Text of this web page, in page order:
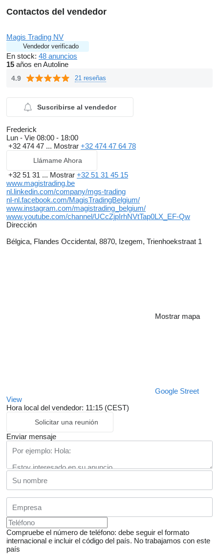
Contactos del vendedor
Magis Trading NV
Vendedor verificado
En stock: 48 anuncios
15 años en Autoline
4.9 21 reseñas
Suscribirse al vendedor
Frederick
Lun - Vie 08:00 - 18:00
+32 474 47 ... Mostrar +32 474 47 64 78
Llámame Ahora
+32 51 31 ... Mostrar +32 51 31 45 15
www.magistrading.be
nl.linkedin.com/company/mgs-trading
nl-nl.facebook.com/MagisTradingBelgium/
www.instagram.com/magistrading_belgium/
www.youtube.com/channel/UCcZjpIrhNVtTap0LX_EF-Qw
Dirección
Bélgica, Flandes Occidental, 8870, Izegem, Trienhoekstraat 1
Mostrar mapa
Google Street
View
Hora local del vendedor: 11:15 (CEST)
Solicitar una reunión
Enviar mensaje
Compruebe el número de teléfono: debe seguir el formato
internacional e incluir el código del país. No trabajamos con este
país